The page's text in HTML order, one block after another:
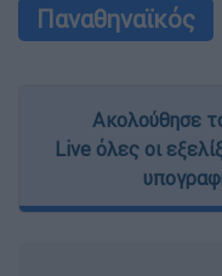
Παναθηναϊκός
Ακολούθησε
Live όλες οι